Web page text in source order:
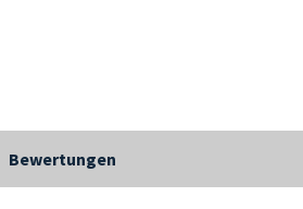
Bewertungen